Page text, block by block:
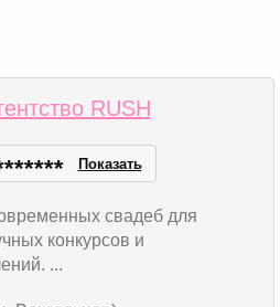
RUSH
****** Показать
свадеб для
конкурсов и
...